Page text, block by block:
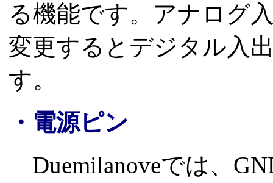
る機能です。アナログ
変更するとデジタル入
す。
・電源ピン
Duemilanoveでは、